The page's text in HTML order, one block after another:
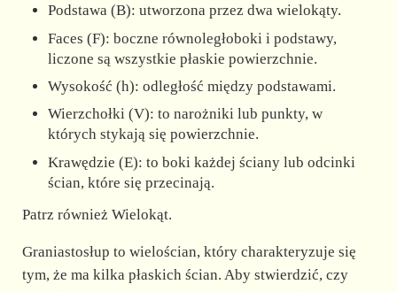
Podstawa (B): utworzona przez dwa wielokąty.
Faces (F): boczne równoległoboki i podstawy,
liczone są wszystkie płaskie powierzchnie.
Wysokość (h): odległość między podstawami.
Wierzchołki (V): to narożniki lub punkty, w
których stykają się powierzchnie.
Krawędzie (E): to boki każdej ściany lub odcinki
ścian, które się przecinają.
Patrz również Wielokąt.
Graniastosłup to wielościan, który charakteryzuje się
tym, że ma kilka płaskich ścian. Aby stwierdzić, czy